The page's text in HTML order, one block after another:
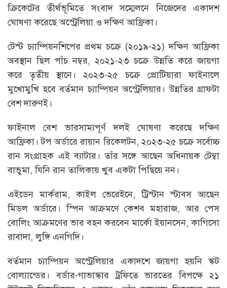
ক্রিকেটের তীর্থভূমিতে সংবাদ সম্মেলনে নিজেদের একাদশ
ঘোষণা করেছে অস্ট্রেলিয়া ও দক্ষিণ আফ্রিকা।
টেস্ট চ্যাম্পিয়নশিপের প্রথম চক্রে (২০১৯-২১) দক্ষিণ আফ্রিকা
অবস্থান ছিল পাঁচ নম্বর, ২০২১-২৩ চক্রে উন্নতি করে জায়গা
করে তৃতীয় স্থানে। ২০২৩-২৫ চক্রে প্রোটিয়ারা ফাইনালে
মুখোমুখি হবে বর্তমান চ্যাম্পিয়ন অস্ট্রেলিয়ার। উন্নতির গ্রাফটা
বেশ দারুণই।
ফাইনাল বেশ ভারসাম্যপূর্ণ দলই ঘোষণা করেছে দক্ষিণ
আফ্রিকা। টপ অর্ডারে রায়ান রিকেলটন, ২০২৩-২৫ চক্রে সর্বোচ্চ
রান সংগ্রাহক এই ব্যাটার। তাঁর সঙ্গে আছেন অধিনায়ক টেম্বা
বাভুমা, যিনি রান তালিকায় খুব একটা পিছিয়ে নন।
এইডেন মার্করাম, কাইল ভেরেইনে, ট্রিস্টান স্টাবস আছেন
মিডল অর্ডারে। স্পিন আক্রমণে কেশব মহারাজ, আর পেস
বোলিং আক্রমণের ভার বহন করবেন মার্কো ইয়ানসেন, কাগিসো
রাবাদা, লুঙ্গি এনগিদি।
বর্তমান চ্যাম্পিয়ন অস্ট্রেলিয়ার একাদশে জায়গা হয়নি স্কট
বোল্যান্ডের। বর্ডার-গাভাস্কার ট্রফিতে ভারতের বিপক্ষে ২১